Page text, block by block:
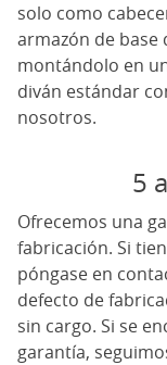
solo como
armazón de base
montándolo en
diván estándar
nosotros.
5
Ofrecemos una
fabricación. Si
póngase en
defecto de
sin cargo. Si se
garantía,